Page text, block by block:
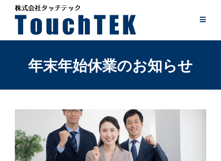
年末年始休業のお知らせ